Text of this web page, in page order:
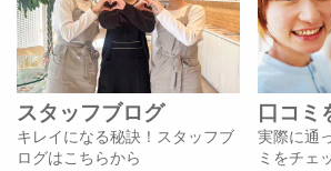
スタッフブログ
キレイになる秘訣！スタッフブ
ログはこちらから
口コミ
実際に通
ミをチェ